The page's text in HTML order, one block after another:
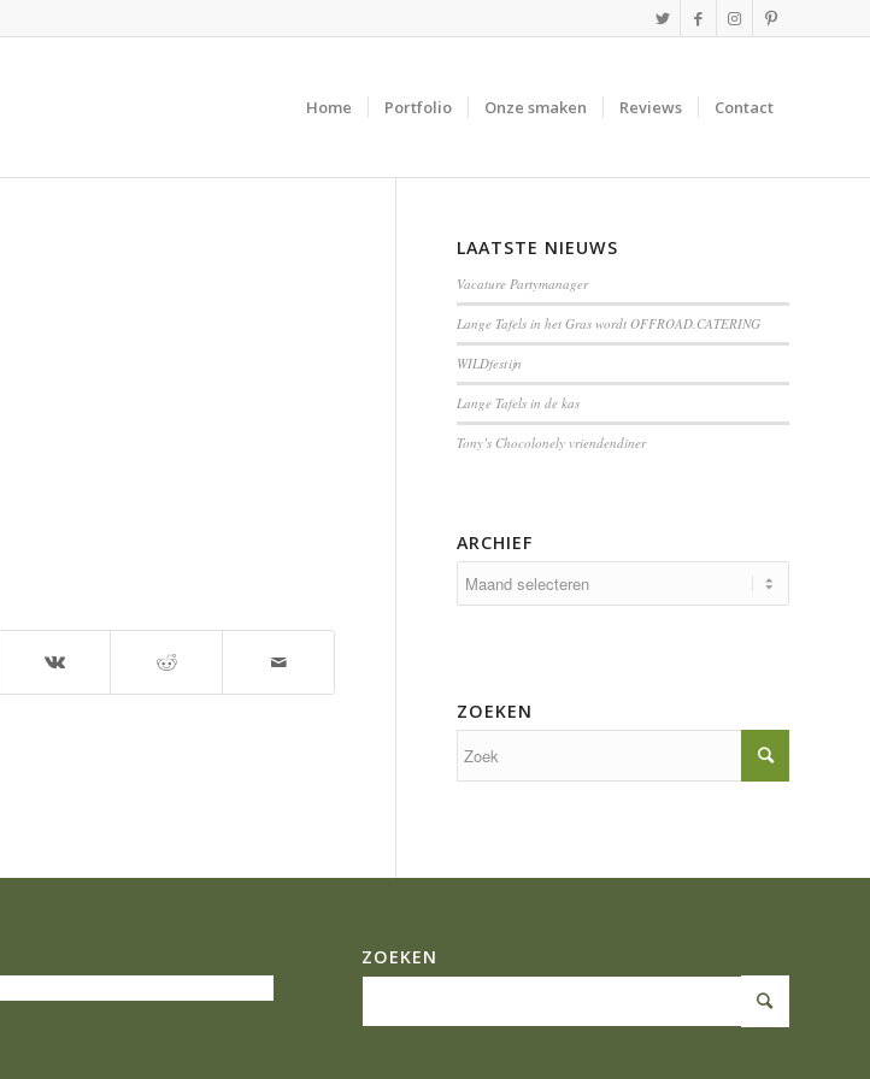
Home Portfolio Onze smaken Reviews Contact
LAATSTE NIEUWS
Vacature Partymanager
Lange Tafels in het Gras wordt OFFROAD.CATERING
WILDfestijn
Lange Tafels in de kas
Tony’s Chocolonely vriendendiner
ARCHIEF
ZOEKEN
ZOEKEN